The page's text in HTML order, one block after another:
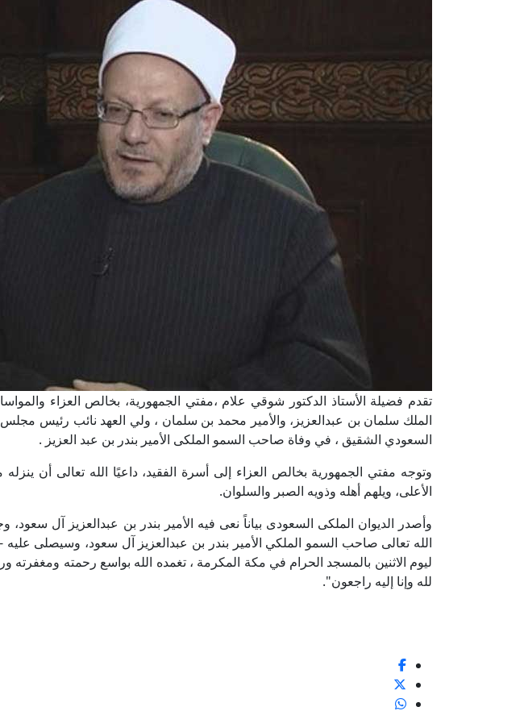
تقدم فضيلة الأستاذ الدكتور شوقي علام ،مفتي الجمهورية، بخالص العزاء
الملك سلمان بن عبدالعزيز، والأمير محمد بن سلمان ، ولي العهد نائب رئيس مجلس
السعودي الشقيق ، في وفاة صاحب السمو الملكى الأمير بندر بن عبد العزيز .
وتوجه مفتي الجمهورية بخالص العزاء إلى أسرة الفقيد، داعيًا الله تعالى أن
الأعلى، ويلهم أهله وذويه الصبر والسلوان.
وأصدر الديوان الملكى السعودى بياناً نعى فيه الأمير بندر بن عبدالعزيز آل سعود،
الله تعالى صاحب السمو الملكي الأمير بندر بن عبدالعزيز آل سعود، وسيصلى عليه
ليوم الاثنين بالمسجد الحرام في مكة المكرمة ، تغمده الله بواسع رحمته ومغفرته
لله وإنا إليه راجعون".